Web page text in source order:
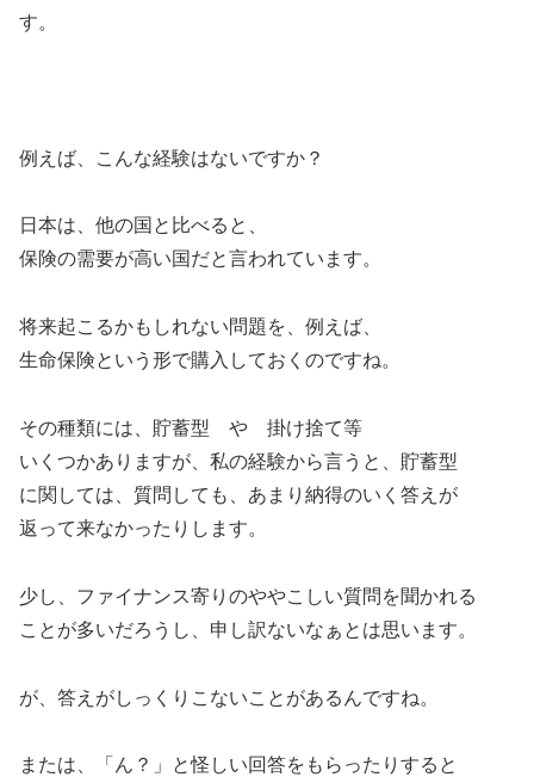
す。
例えば、こんな経験はないですか？
日本は、他の国と比べると、
保険の需要が高い国だと言われています。
将来起こるかもしれない問題を、例えば、
生命保険という形で購入しておくのですね。
その種類には、貯蓄型 や 掛け捨て等
いくつかありますが、私の経験から言うと、貯蓄型
に関しては、質問しても、あまり納得のいく答えが
返って来なかったりします。
少し、ファイナンス寄りのややこしい質問を聞かれる
ことが多いだろうし、申し訳ないなぁとは思います。
が、答えがしっくりこないことがあるんですね。
または、「ん？」と怪しい回答をもらったりすると